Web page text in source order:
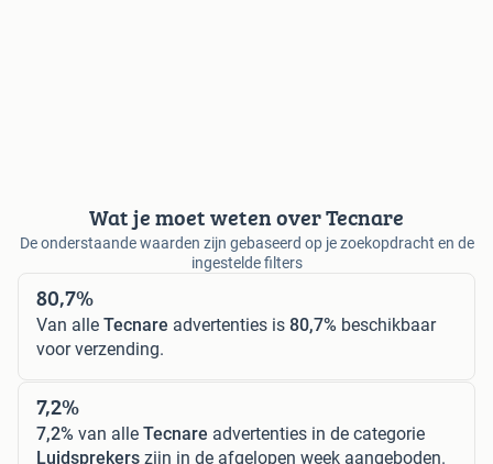
Wat je moet weten over Tecnare
De onderstaande waarden zijn gebaseerd op je zoekopdracht en de
ingestelde filters
80,7%
Van alle Tecnare advertenties is 80,7% beschikbaar
voor verzending.
7,2%
7,2% van alle Tecnare advertenties in de categorie
Luidsprekers zijn in de afgelopen week aangeboden.